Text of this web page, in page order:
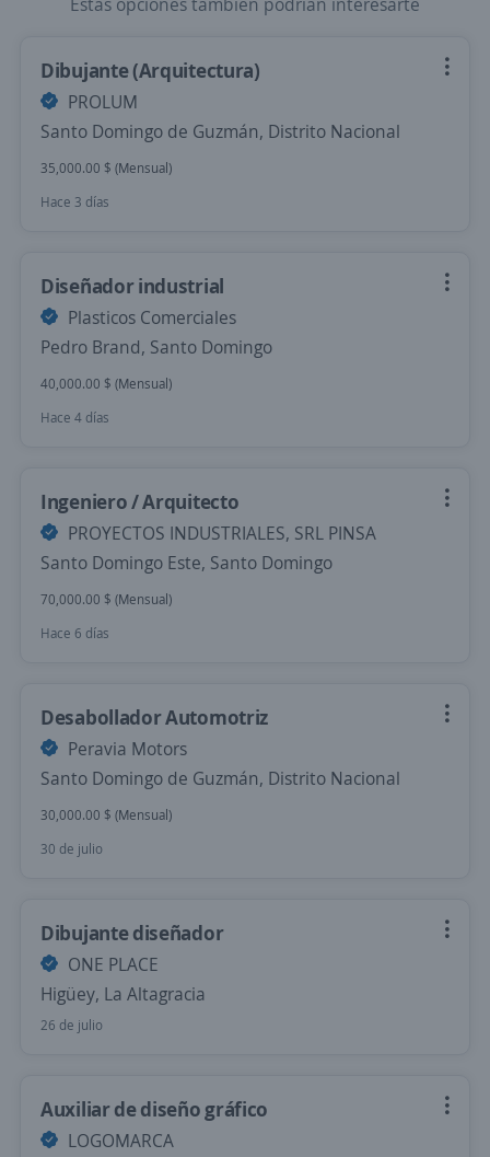
Dibujante (Arquitectura)
PROLUM
Santo Domingo de Guzmán, Distrito Nacional
35,000.00 $ (Mensual)
Hace 3 días
Diseñador industrial
Plasticos Comerciales
Pedro Brand, Santo Domingo
40,000.00 $ (Mensual)
Hace 4 días
Ingeniero / Arquitecto
PROYECTOS INDUSTRIALES, SRL PINSA
Santo Domingo Este, Santo Domingo
70,000.00 $ (Mensual)
Hace 6 días
Desabollador Automotriz
Peravia Motors
Santo Domingo de Guzmán, Distrito Nacional
30,000.00 $ (Mensual)
30 de julio
Dibujante diseñador
ONE PLACE
Higüey, La Altagracia
26 de julio
Auxiliar de diseño gráfico
LOGOMARCA